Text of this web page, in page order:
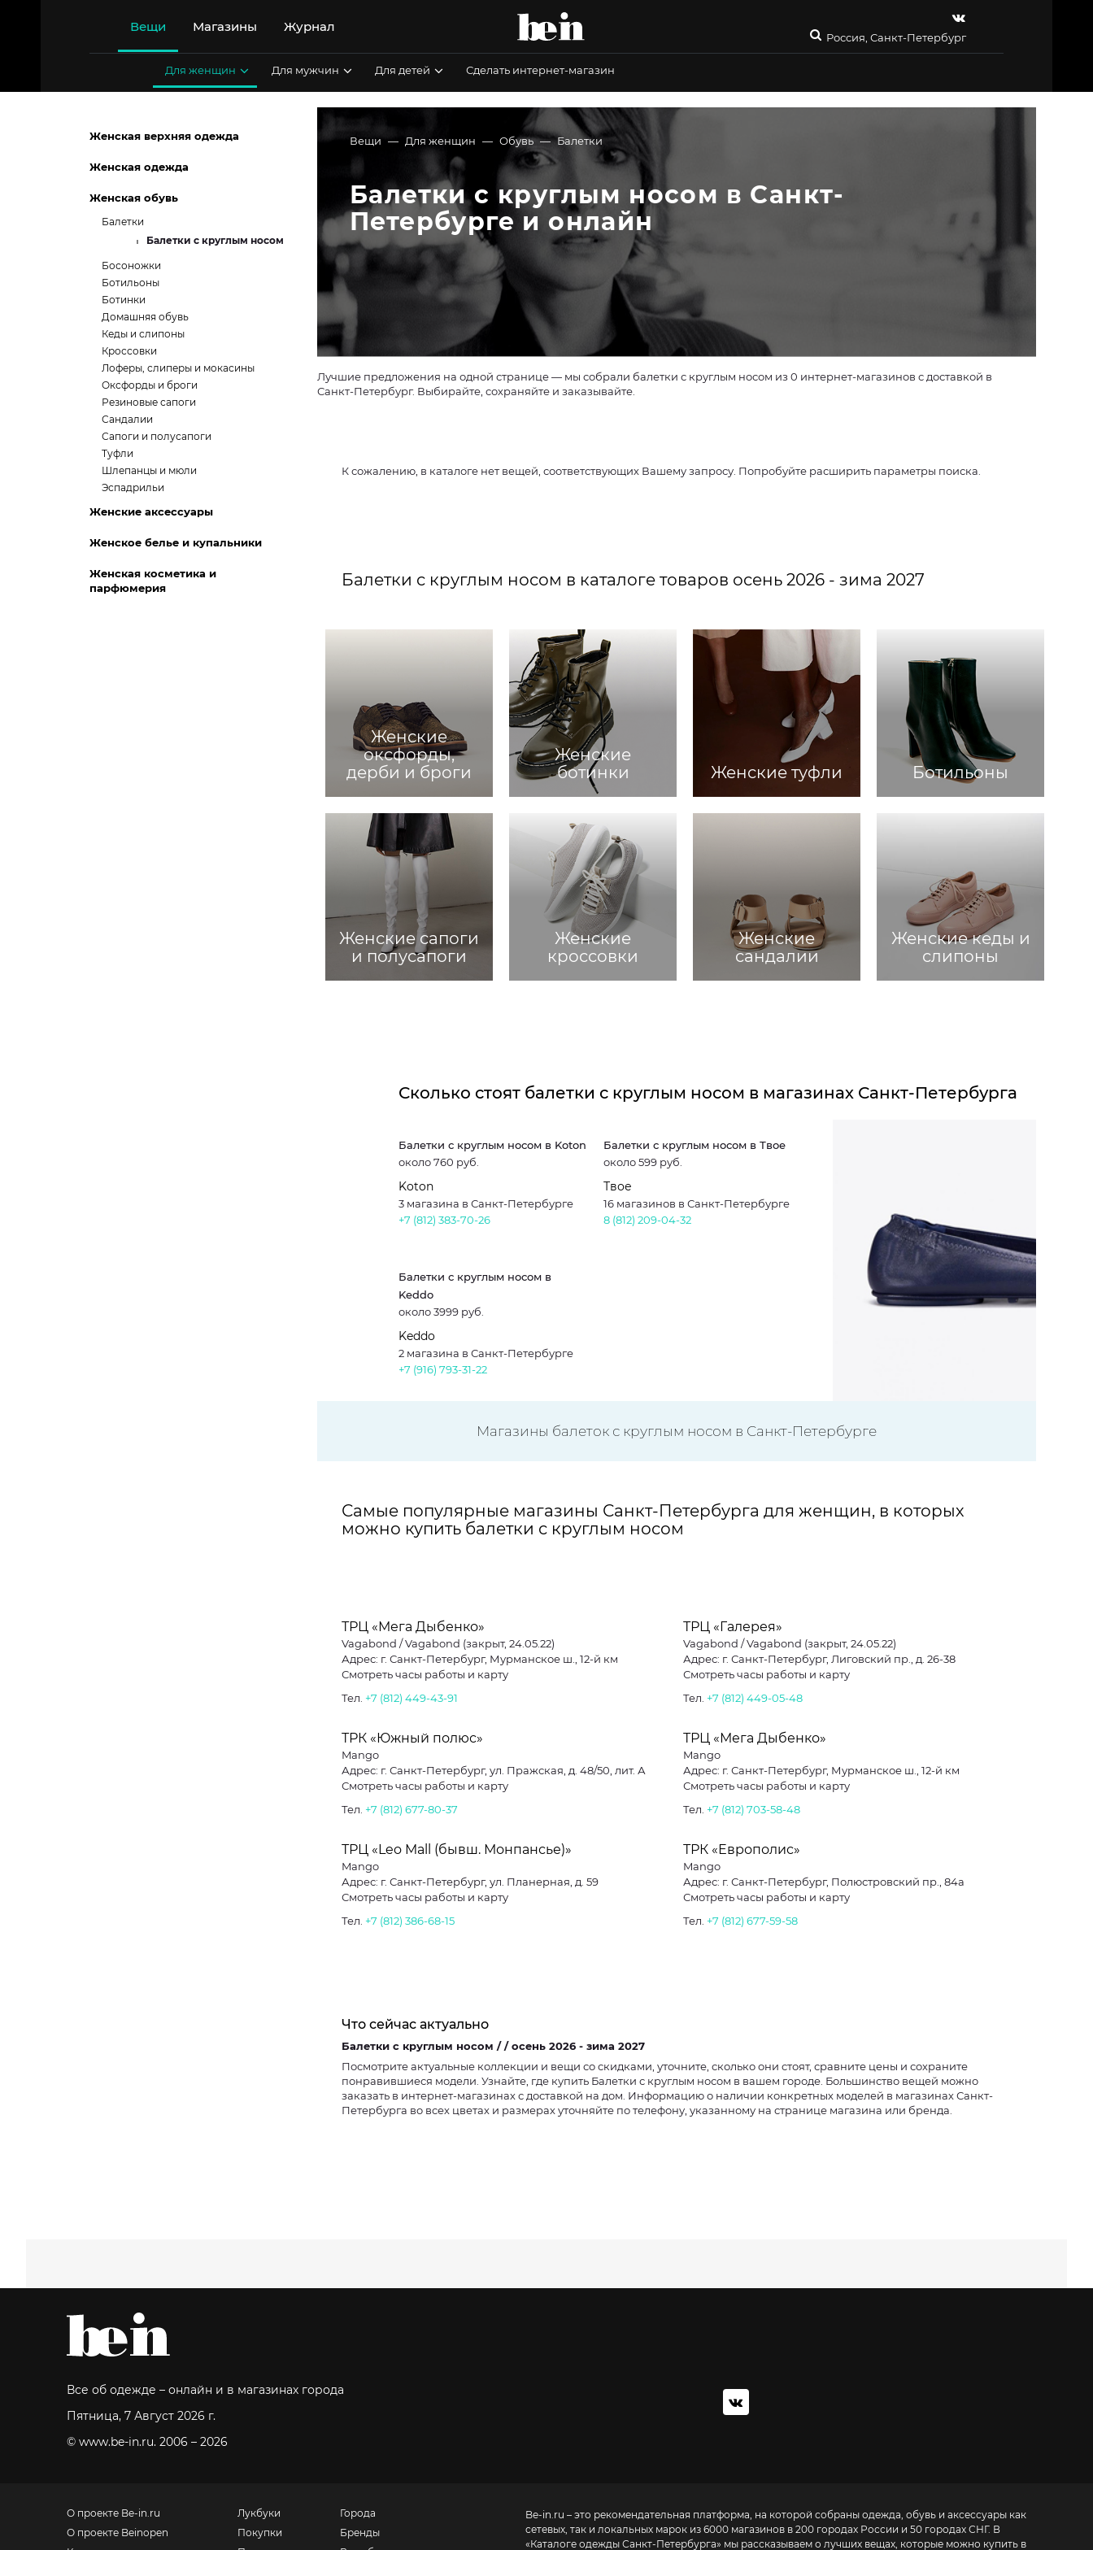
Вещи Магазины Журнал
Россия, Санкт-Петербург
Для женщин Для мужчин Для детей Сделать интернет-магазин
Вещи Для женщин Обувь Балетки
Балетки с круглым носом в Санкт-
Петербурге и онлайн
Лучшие предложения на одной странице — мы собрали балетки с круглым носом из 0 интернет-магазинов с доставкой в
Санкт-Петербург. Выбирайте, сохраняйте и заказывайте.
К сожалению, в каталоге нет вещей, соответствующих Вашему запросу. Попробуйте расширить параметры поиска.
Балетки с круглым носом в каталоге товаров осень 2026 - зима 2027
Женские
оксфорды,
дерби и броги
Женские
ботинки
Женские туфли Ботильоны
Женские сапоги
и полусапоги
Женские
кроссовки
Женские
сандалии
Женские кеды и
слипоны
Сколько стоят балетки с круглым носом в магазинах Санкт-Петербурга
Балетки с круглым носом в Koton
около 760 руб.
Koton
3 магазина в Санкт-Петербурге
+7 (812) 383-70-26
Балетки с круглым носом в Твое
около 599 руб.
Твое
16 магазинов в Санкт-Петербурге
8 (812) 209-04-32
Балетки с круглым носом в
Keddo
около 3999 руб.
Keddo
2 магазина в Санкт-Петербурге
+7 (916) 793-31-22
Магазины балеток с круглым носом в Санкт-Петербурге
Самые популярные магазины Санкт-Петербурга для женщин, в которых
можно купить балетки с круглым носом
ТРЦ «Мега Дыбенко»
Vagabond / Vagabond (закрыт, 24.05.22)
Адрес: г. Санкт-Петербург, Мурманское ш., 12-й км
Смотреть часы работы и карту
Тел. +7 (812) 449-43-91
ТРЦ «Галерея»
Vagabond / Vagabond (закрыт, 24.05.22)
Адрес: г. Санкт-Петербург, Лиговский пр., д. 26-38
Смотреть часы работы и карту
Тел. +7 (812) 449-05-48
ТРК «Южный полюс»
Mango
Адрес: г. Санкт-Петербург, ул. Пражская, д. 48/50, лит. А
Смотреть часы работы и карту
Тел. +7 (812) 677-80-37
ТРЦ «Мега Дыбенко»
Mango
Адрес: г. Санкт-Петербург, Мурманское ш., 12-й км
Смотреть часы работы и карту
Тел. +7 (812) 703-58-48
ТРЦ «Leo Mall (бывш. Монпансье)»
Mango
Адрес: г. Санкт-Петербург, ул. Планерная, д. 59
Смотреть часы работы и карту
Тел. +7 (812) 386-68-15
ТРК «Европолис»
Mango
Адрес: г. Санкт-Петербург, Полюстровский пр., 84а
Смотреть часы работы и карту
Тел. +7 (812) 677-59-58
Что сейчас актуально
Балетки с круглым носом / / осень 2026 - зима 2027
Посмотрите актуальные коллекции и вещи со скидками, уточните, сколько они стоят, сравните цены и сохраните
понравившиеся модели. Узнайте, где купить Балетки с круглым носом в вашем городе. Большинство вещей можно
заказать в интернет-магазинах с доставкой на дом. Информацию о наличии конкретных моделей в магазинах Санкт-
Петербурга во всех цветах и размерах уточняйте по телефону, указанному на странице магазина или бренда.
Женская верхняя одежда
Женская одежда
Женская обувь
Балетки
Балетки с круглым носом
Босоножки
Ботильоны
Ботинки
Домашняя обувь
Кеды и слипоны
Кроссовки
Лоферы, слиперы и мокасины
Оксфорды и броги
Резиновые сапоги
Сандалии
Сапоги и полусапоги
Туфли
Шлепанцы и мюли
Эспадрильи
Женские аксессуары
Женское белье и купальники
Женская косметика и
парфюмерия
Все об одежде – онлайн и в магазинах города
Пятница, 7 Август 2026 г.
© www.be-in.ru. 2006 – 2026
О проекте Be-in.ru
О проекте Beinopen
Лукбуки
Покупки
Города
Бренды
Be-in.ru – это рекомендательная платформа, на которой собраны одежда, обувь и аксессуары как
сетевых, так и локальных марок из 6000 магазинов в 200 городах России и 50 городах СНГ. В
«Каталоге одежды Санкт-Петербурга» мы рассказываем о лучших вещах, которые можно купить в